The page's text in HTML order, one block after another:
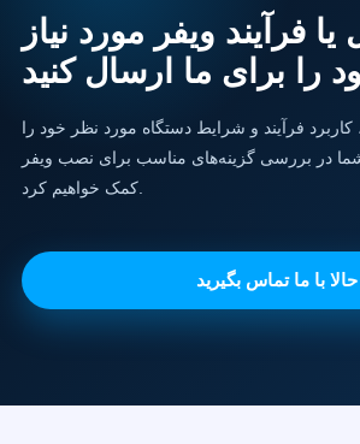
فرآیند ویفر مورد نیاز
را برای ما ارسال کنید
کاربرد فرآیند و شرایط دستگاه مورد نظر خود را
شما در بررسی گزینه‌های مناسب برای نصب ویفر
کمک خواهیم کرد.
با ما تماس بگیرید